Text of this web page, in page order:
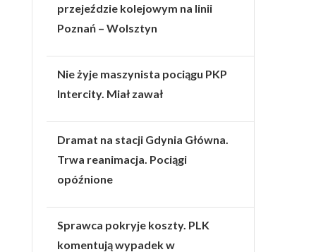
przejeździe kolejowym na linii
Poznań – Wolsztyn
Nie żyje maszynista pociągu PKP
Intercity. Miał zawał
Dramat na stacji Gdynia Główna.
Trwa reanimacja. Pociągi
opóźnione
Sprawca pokryje koszty. PLK
komentują wypadek w